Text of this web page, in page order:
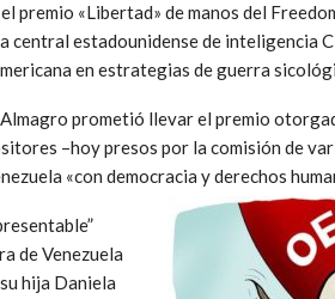
«Libertad» de manos del
estadounidense de inteligencia
en estrategias de guerra
prometió llevar el premio
–hoy presos por la comisión de
«con democracia y derechos
de Venezuela
hija Daniela